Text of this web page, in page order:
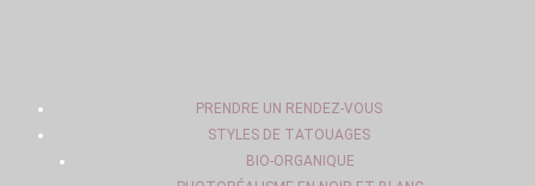
PRENDRE UN RENDEZ-VOUS
STYLES DE TATOUAGES
BIO-ORGANIQUE